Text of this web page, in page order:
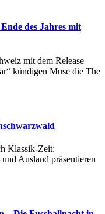
des Jahres mit
mit dem Release
kündigen Muse die The
Klassik-Zeit:
Ausland präsentieren